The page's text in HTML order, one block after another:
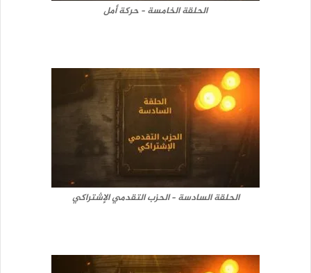
الحلقة الخامسة – حركة أمل
الحلقة السادسة – الحزب التقدمي الإشتراكي